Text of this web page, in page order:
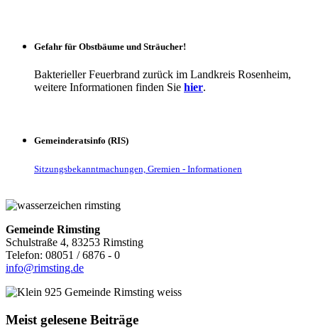
Gefahr für Obstbäume und Sträucher!
Bakterieller Feuerbrand zurück im Landkreis Rosenheim,
weitere Informationen finden Sie hier.
Gemeinderatsinfo (RIS)
Sitzungsbekanntmachungen, Gremien - Informationen
Gemeinde Rimsting
Schulstraße 4, 83253 Rimsting
Telefon: 08051 / 6876 - 0
info@rimsting.de
Meist gelesene Beiträge